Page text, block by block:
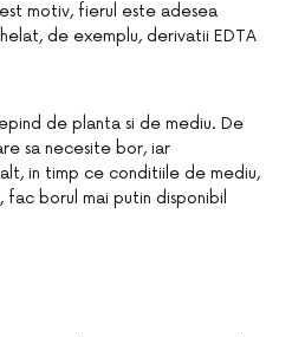
motiv, fierul este adesea
de exemplu, derivatii EDTA
de planta si de mediu. De
sa necesite bor, iar
in timp ce conditiile de mediu,
borul mai putin disponibil